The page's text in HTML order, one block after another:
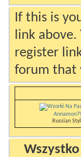
If this is
link above.
register
forum that
Russian